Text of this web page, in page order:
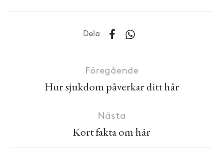
Dela
Föregående
Hur sjukdom påverkar ditt hår
Nästa
Kort fakta om hår